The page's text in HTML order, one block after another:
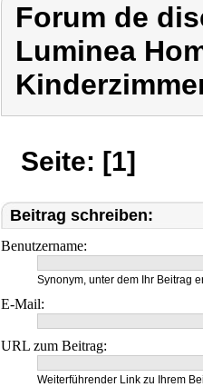
Forum de
Luminea
Seite: [1]
Beitrag schreiben:
Benutzername:
Synonym, unter dem Ihr Beitrag
E-Mail:
URL zum Beitrag:
Weiterführender Link zu Ihrem